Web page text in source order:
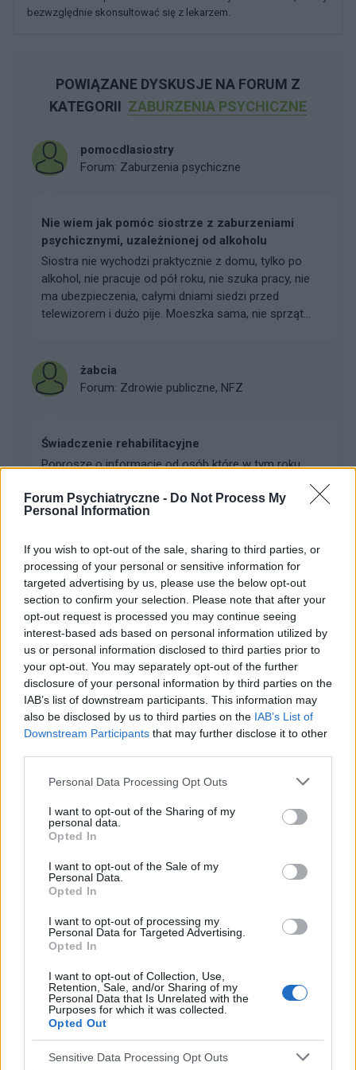
Forum Psychiatryczne - Do Not Process My
Personal Information
If you wish to opt-out of the sale, sharing to third parties, or
processing of your personal or sensitive information for
targeted advertising by us, please use the below opt-out
section to confirm your selection. Please note that after your
opt-out request is processed you may continue seeing
interest-based ads based on personal information utilized by
us or personal information disclosed to third parties prior to
your opt-out. You may separately opt-out of the further
disclosure of your personal information by third parties on the
IAB’s list of downstream participants. This information may
also be disclosed by us to third parties on the IAB’s List of
Downstream Participants that may further disclose it to other
Personal Data Processing Opt Outs
I want to opt-out of the Sharing of my
personal data.
Opted In
I want to opt-out of the Sale of my
Personal Data.
Opted In
I want to opt-out of processing my
Personal Data for Targeted Advertising.
Opted In
I want to opt-out of Collection, Use,
Retention, Sale, and/or Sharing of my
Personal Data that Is Unrelated with the
Purposes for which it was collected.
Opted Out
Sensitive Data Processing Opt Outs
bezwzględnie skonsultować się z lekarzem.
POWIĄZANE DYSKUSJE NA FORUM Z
KATEGORII ZABURZENIA PSYCHICZNE
pomocdlasiostry
Forum: Zaburzenia psychiczne
Nie wiem jak pomóc siostrze z zaburzeniami
psychicznymi, uzależnionej od alkoholu
Siostra nie wychodzi praktycznie z domu, tylko po
alkohol, nie pracuje od pół roku, nie szuka pracy, nie
ma ubezpieczenia, całymi dniami siedzi przed
telewizorem i dużo pije. Moeszka sama, nie sprząt...
żabcia
Forum: Zdrowie publiczne, NFZ
Świadczenie rehabilitacyjne
Poproszę o informacje od osób które w tym roku
czekaliście na jakąkolwiek informacje zwrotną z ZUS?
Czy to wezwanie na komisję, odmowa, decyzja zaoc...
ewelina123@
Forum:Nerwica, fobia i inne zaburzenia lękowe
OCD PDA U DZIECKA
Syn za kilka miesięcy skończy 9 lat. Ma ogromne
problemy, sytuacja z miesiąca na miesiąc się
pogarsza. Psychiatra dał skierowanie na oddział, bo
nie wie, co zrobić, choć psycholog i pedagog
twierdzą,...
Forum:Nerwica, fobia i inne zaburzenia lękowe
Fobia szkolna w 1 klasie podstawówki.
Dzień dobry, zarejestrowałem się na tym forum gdyż
problem. W tym roku córka poszła do pierwszej klasy
podstawowej, od samego początku widziałem że nie
weofnosduvne
Forum: